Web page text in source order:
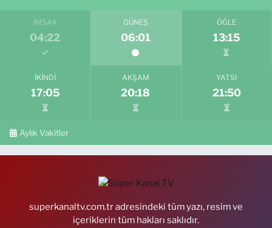
İMSAK
04:22
GÜNEŞ
06:01
ÖĞLE
13:15
İKINDI
17:05
AKŞAM
20:18
YATSI
21:50
Aylık Vakitler
superkanaltv.com.tr adresindeki tüm yazı, resim ve
içeriklerin tüm hakları saklıdır.